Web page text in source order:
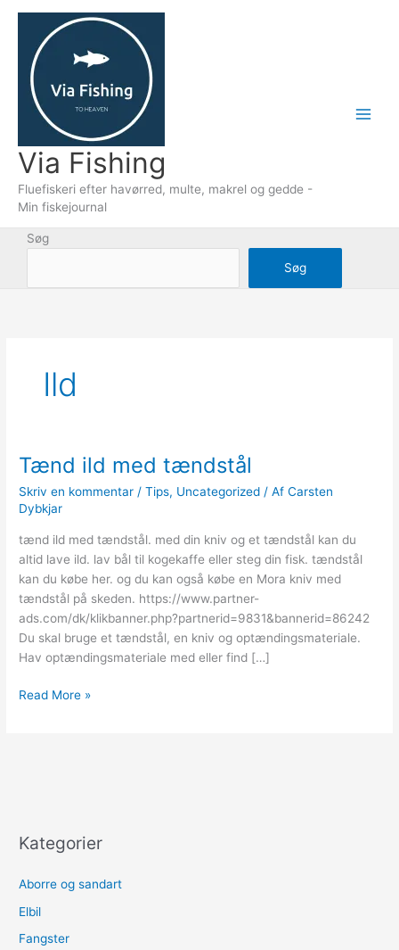
indholdet
Via Fishing
Fluefiskeri efter havørred, multe, makrel og gedde -
Min fiskejournal
Søg
Søg
Ild
Tænd ild med tændstål
Skriv en kommentar /Tips, Uncategorized / AfCarsten
Dybkjar
tænd ild med tændstål. med din kniv og et tændstål kan du
altid lave ild. lav bål til kogekaffe eller steg din fisk. tændstål
kan du købe her. og du kan også købe en Mora kniv med
tændstål på skeden. https://www.partner-
ads.com/dk/klikbanner.php?partnerid=9831&bannerid=86242
Du skal bruge et tændstål, en kniv og optændingsmateriale.
Hav optændingsmateriale med eller find […]
Tænd
Read More »
Kategorier
Aborre og sandart
Elbil
Fangster